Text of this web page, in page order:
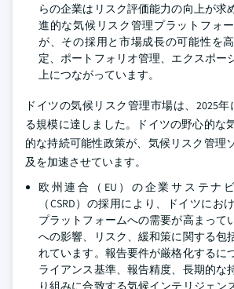
らの企業はリスク評価能力の向上が求
進的な気候リスク管理プラットフォ
が、その採用と市場成長の可能性を
定、ポートフォリオ管理、エクスポー
上につながっています。
ドイツの気候リスク管理市場は、2025年
る規模に達しました。ドイツの野心的な
的な持続可能性政策が、気候リスク管理
及を加速させています。
欧州連合（EU）の企業サステナ
（CSRD）の採用により、ドイツにお
プラットフォームへの需要が高まって
への影響、リスク、緩和策に関する包
れています。報告要件が厳格化するに
ライアンス基準、報告精度、長期的な
り組みに合致する気候インテリジェン